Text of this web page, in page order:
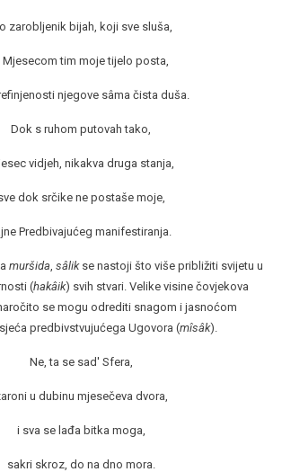
zarobljenik bijah, koji sve sluša,
Mjesecom tim moje tijelo posta,
njegove sâma čista duša.
Dok s ruhom putovah tako,
vidjeh, nikakva druga stanja,
dok srčike ne postaše moje,
Predbivajućeg manifestiranja.
muršida sâlikse nastoji što više približiti svijetu u
(hakâik) svih stvari. Velike visine čovjekova
se mogu odrediti snagom i jasnoćom
predbivstvujućega Ugovora (mîsâk).
Ne, ta se sad' Sfera,
u dubinu mjesečeva dvora,
i sva se lađa bitka moga,
sakri skroz, do na dno mora.